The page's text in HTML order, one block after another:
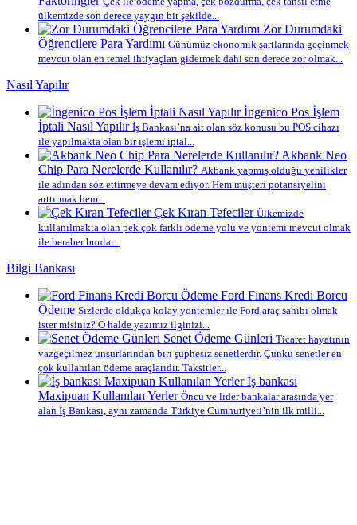
ülkemizde son derece yaygın bir şekilde...
Zor Durumdaki
Öğrencilere Para Yardımı Günümüz ekonomik şartlarında geçinmek
mevcut olan en temel ihtiyaçları gidermek dahi son derece zor olmak...
Nasıl Yapılır
İngenico Pos İşlem
İptali Nasıl Yapılır İş Bankası’na ait olan söz konusu bu POS cihazı
ile yapılmakta olan bir işlemi iptal...
Akbank Neo
Chip Para Nerelerde Kullanılır? Akbank yapmış olduğu yenilikler
ile adından söz ettirmeye devam ediyor. Hem müşteri potansiyelini
arttırmak hem...
Çek Kıran Tefeciler Ülkemizde
kullanılmakta olan pek çok farklı ödeme yolu ve yöntemi mevcut olmak
ile beraber bunlar...
Bilgi Bankası
Ford Finans Kredi Borcu
Ödeme Sizlerde oldukça kolay yöntemler ile Ford araç sahibi olmak
ister misiniz? O halde yazımız ilginizi...
Senet Ödeme Günleri Ticaret hayatının
vazgeçilmez unsurlarından biri şüphesiz senetlerdir. Çünkü senetler en
çok kullanılan ödeme araçlarıdır. Taksitler...
İş bankası
Maxipuan Kullanılan Yerler Öncü ve lider bankalar arasında yer
alan İş Bankası, aynı zamanda Türkiye Cumhuriyeti’nin ilk milli...